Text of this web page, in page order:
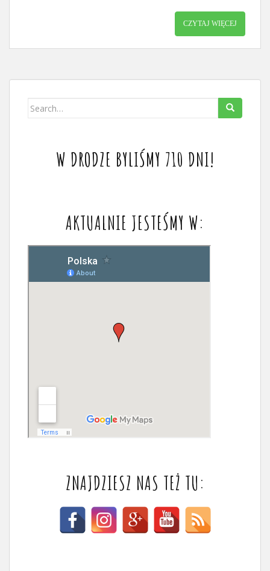
CZYTAJ WIĘCEJ
Search
W DRODZE BYLIŚMY 710 DNI!
AKTUALNIE JESTEŚMY W:
ZNAJDZIESZ NAS TEŻ TU: